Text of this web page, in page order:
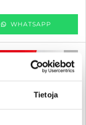
Tietoja
WHATSAPP